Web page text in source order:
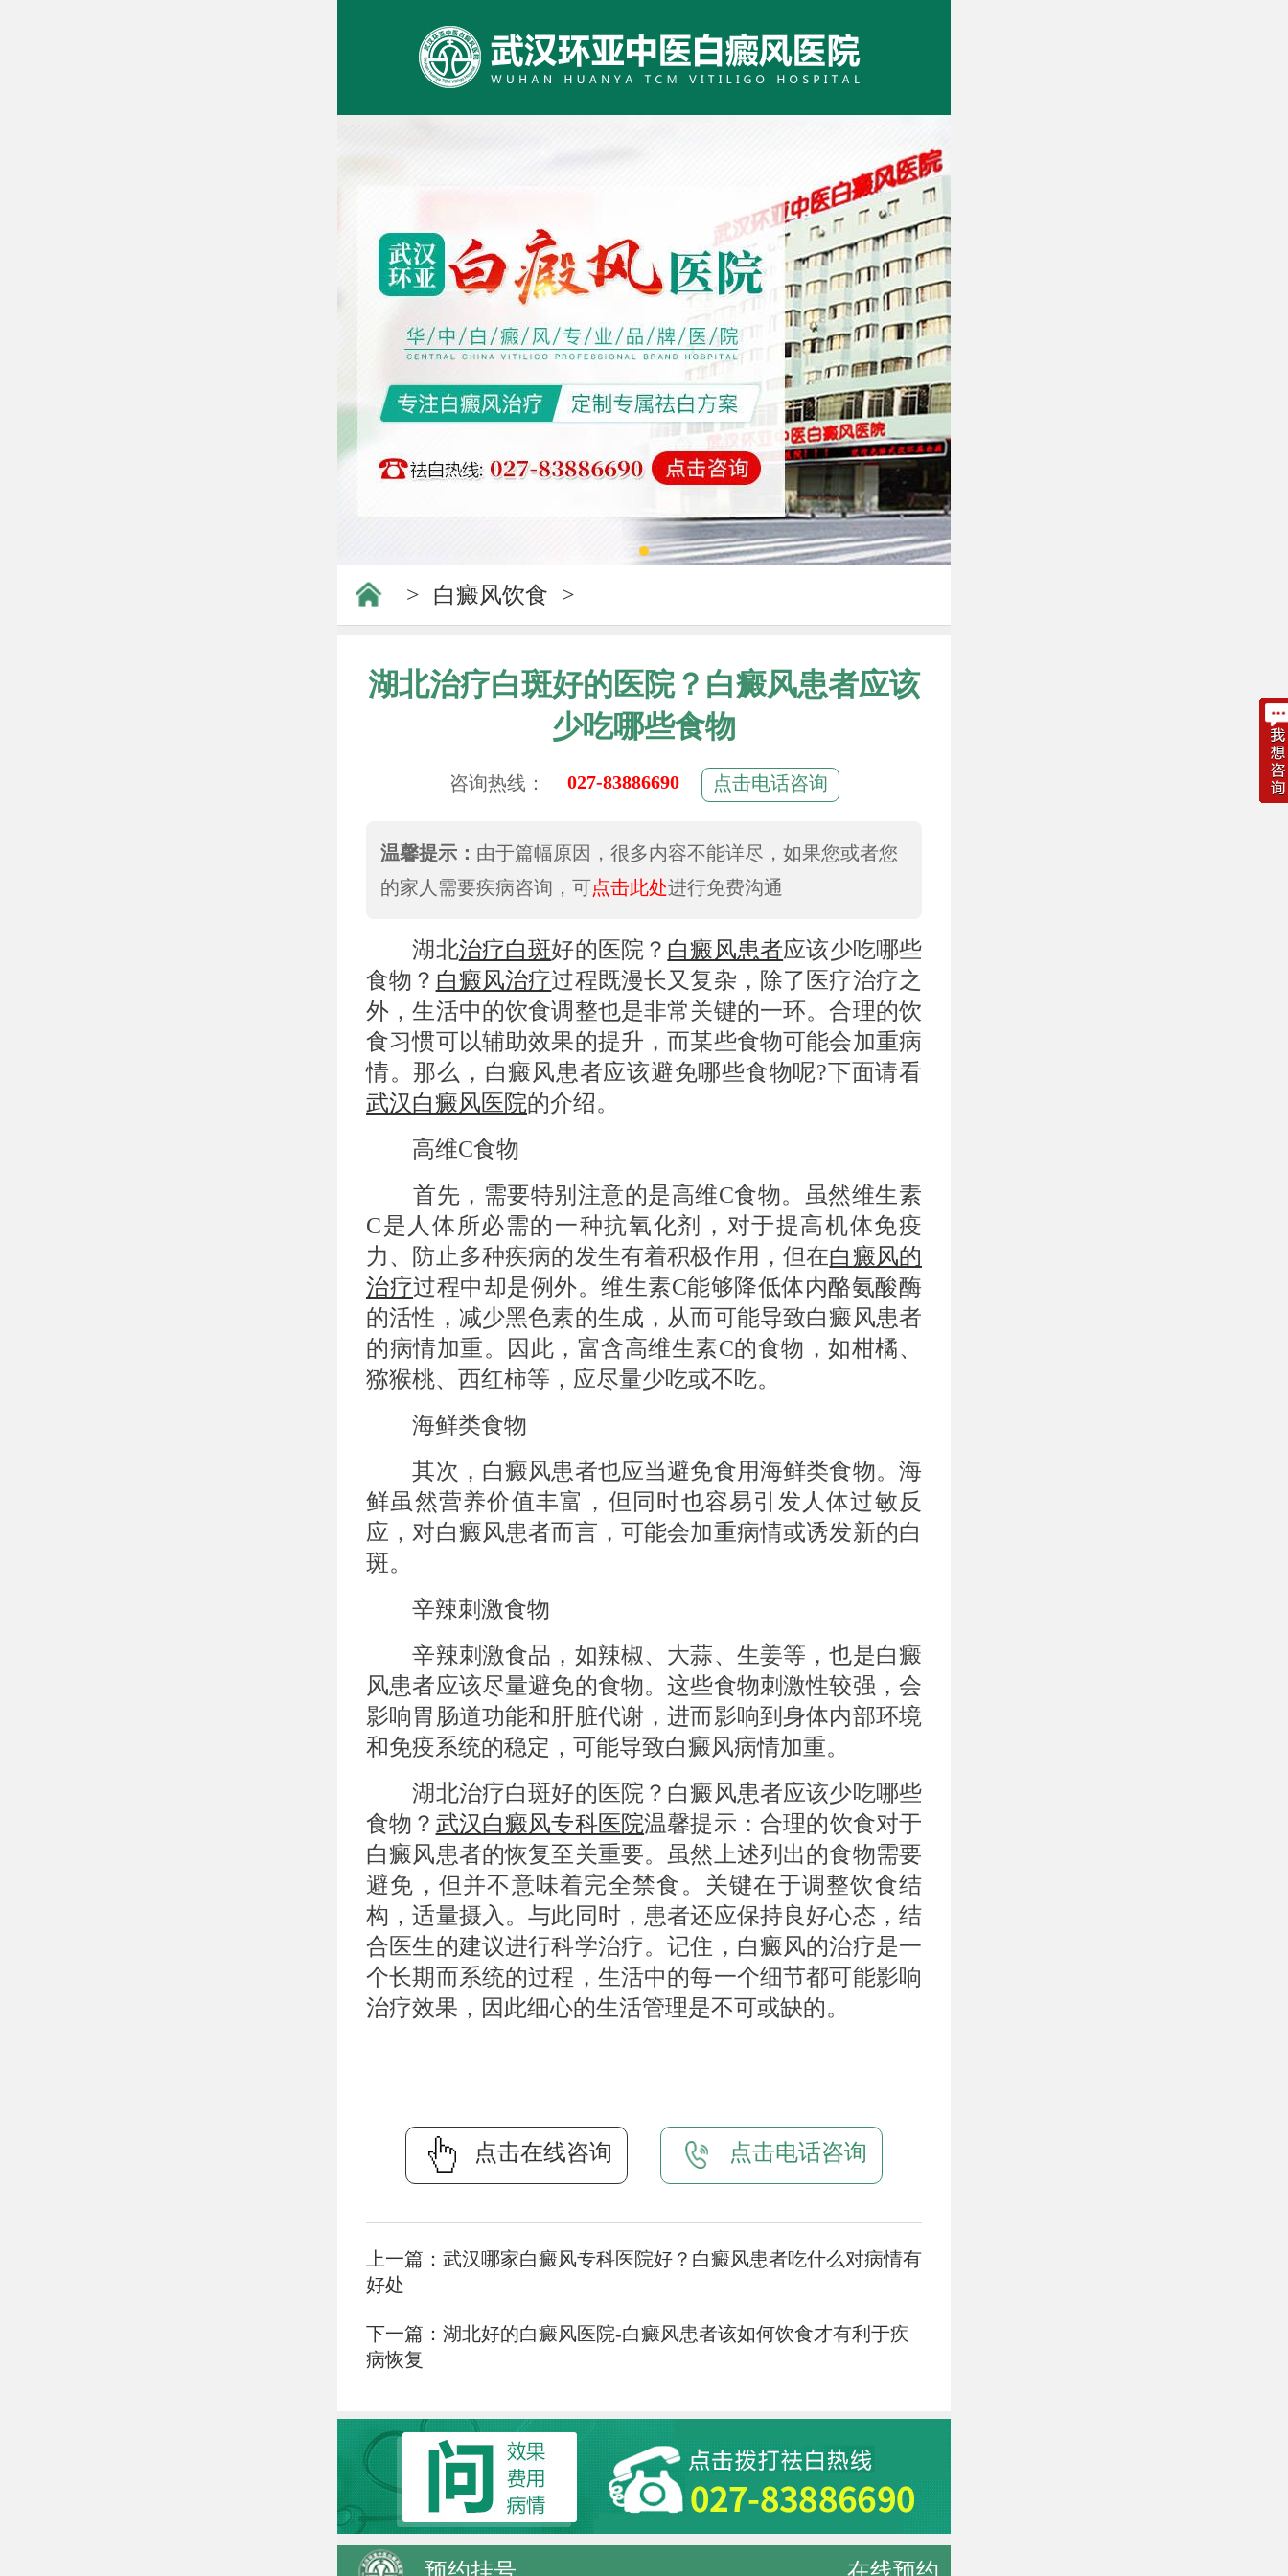
> 白癜风饮食 >
湖北治疗白斑好的医院？白癜风患者应该
少吃哪些食物
咨询热线： 027-83886690 点击电话咨询
温馨提示： 由于篇幅原因，很多内容不能详尽，如果您或者您
的家人需要疾病咨询，可点击此处进行免费沟通
湖北治疗白斑好的医院？ 白癜风患者应该少吃哪些
食物？ 白癜风治疗过程既漫长又复杂，除了医疗治疗之
外，生活中的饮食调整也是非常关键的一环。合理的饮
食习惯可以辅助效果的提升，而某些食物可能会加重病
情。那么，白癜风患者应该避免哪些食物呢?下面请看
武汉白癜风医院的介绍。
高维C食物
首先，需要特别注意的是高维C食物。虽然维生素
C是人体所必需的一种抗氧化剂，对于提高机体免疫
力、防止多种疾病的发生有着积极作用，但在白癜风的
治疗过程中却是例外。维生素C能够降低体内酪氨酸酶
的活性，减少黑色素的生成，从而可能导致白癜风患者
的病情加重。因此，富含高维生素C的食物，如柑橘、
猕猴桃、西红柿等，应尽量少吃或不吃。
海鲜类食物
其次，白癜风患者也应当避免食用海鲜类食物。海
鲜虽然营养价值丰富，但同时也容易引发人体过敏反
应，对白癜风患者而言，可能会加重病情或诱发新的白
斑。
辛辣刺激食物
辛辣刺激食品，如辣椒、大蒜、生姜等，也是白癜
风患者应该尽量避免的食物。这些食物刺激性较强，会
影响胃肠道功能和肝脏代谢，进而影响到身体内部环境
和免疫系统的稳定，可能导致白癜风病情加重。
湖北治疗白斑好的医院？白癜风患者应该少吃哪些
食物？ 武汉白癜风专科医院温馨提示：合理的饮食对于
白癜风患者的恢复至关重要。虽然上述列出的食物需要
避免，但并不意味着完全禁食。关键在于调整饮食结
构，适量摄入。与此同时，患者还应保持良好心态，结
合医生的建议进行科学治疗。记住，白癜风的治疗是一
个长期而系统的过程，生活中的每一个细节都可能影响
治疗效果，因此细心的生活管理是不可或缺的。
点击在线咨询 点击电话咨询
上一篇： 武汉哪家白癜风专科医院好？白癜风患者吃什么对病情有
好处
下一篇： 湖北好的白癜风医院-白癜风患者该如何饮食才有利于疾
病恢复